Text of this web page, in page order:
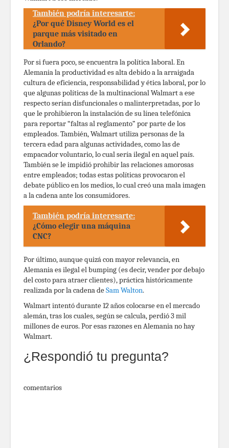
También podría interesarte:
¿Por qué Disney World es el
parque más visitado en
Orlando?
Por si fuera poco, se encuentra la política laboral. En
Alemania la productividad es alta debido a la arraigada
cultura de eficiencia, responsabilidad y ética laboral, por lo
que algunas políticas de la multinacional Walmart a ese
respecto serían disfuncionales o malinterpretadas, por lo
que le prohibieron la instalación de su línea telefónica
para reportar “faltas al reglamento” por parte de los
empleados. También, Walmart utiliza personas de la
tercera edad para algunas actividades, como las de
empacador voluntario, lo cual sería ilegal en aquel país.
También se le impidió prohibir las relaciones amorosas
entre empleados; todas estas políticas provocaron el
debate público en los medios, lo cual creó una mala imagen
a la cadena ante los consumidores.
También podría interesarte:
¿Cómo elegir una máquina
CNC?
Por último, aunque quizá con mayor relevancia, en
Alemania es ilegal el bumping (es decir, vender por debajo
del costo para atraer clientes), práctica históricamente
realizada por la cadena deSam Walton.
Walmart intentó durante 12 años colocarse en el mercado
alemán, tras los cuales, según se calcula, perdió 3 mil
millones de euros. Por esas razones en Alemania no hay
Walmart.
¿Respondió tu pregunta?
comentarios